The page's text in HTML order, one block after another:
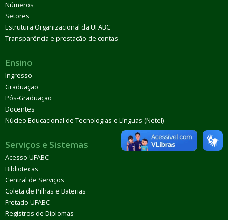
Números
Setores
Estrutura Organizacional da UFABC
Transparência e prestação de contas
Ensino
Ingresso
Graduação
Pós-Graduação
Docentes
Núcleo Educacional de Tecnologias e Línguas (Netel)
Serviços e Sistemas
Acesso UFABC
Bibliotecas
Central de Serviços
Coleta de Pilhas e Baterias
Fretado UFABC
Registros de Diplomas